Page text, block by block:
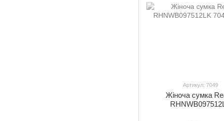
Артикул: 7049
Жіноча сумка